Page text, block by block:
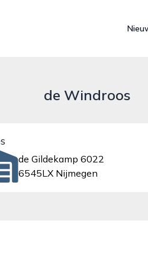
de Windroos
de Gildekamp 6022
6545LX Nijmegen